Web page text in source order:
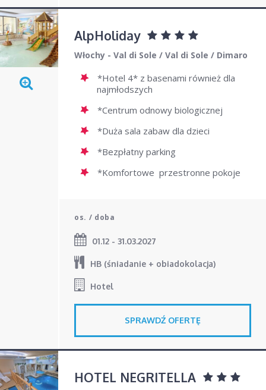
AlpHoliday
Włochy - Val di Sole / Val di Sole / Dimaro
*Hotel 4* z basenami również dla
najmłodszych
*Centrum odnowy biologicznej
*Duża sala zabaw dla dzieci
*Bezpłatny parking
*Komfortowe przestronne pokoje
os. / doba
01.12 - 31.03.2027
HB (śniadanie + obiadokolacja)
Hotel
SPRAWDŹ OFERTĘ
HOTEL NEGRITELLA